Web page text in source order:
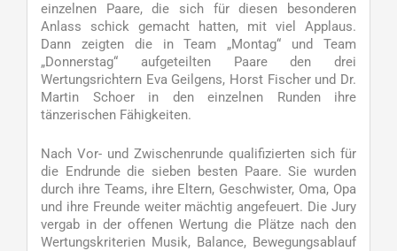
einzelnen Paare, die sich für diesen besonderen
Anlass schick gemacht hatten, mit viel Applaus.
Dann zeigten die in Team „Montag“ und Team
„Donnerstag“ aufgeteilten Paare den drei
Wertungsrichtern Eva Geilgens, Horst Fischer und Dr.
Martin Schoer in den einzelnen Runden ihre
tänzerischen Fähigkeiten.
Nach Vor- und Zwischenrunde qualifizierten sich für
die Endrunde die sieben besten Paare. Sie wurden
durch ihre Teams, ihre Eltern, Geschwister, Oma, Opa
und ihre Freunde weiter mächtig angefeuert. Die Jury
vergab in der offenen Wertung die Plätze nach den
Wertungskriterien Musik, Balance, Bewegungsablauf